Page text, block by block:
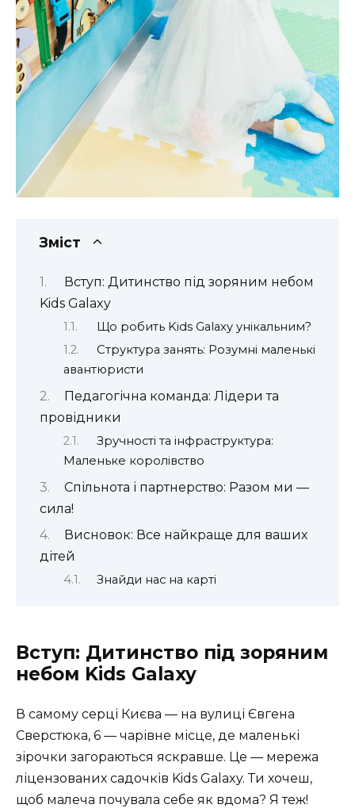
Зміст
Вступ: Дитинство під зоряним небом
Kids Galaxy
Що робить Kids Galaxy унікальним?
Структура занять: Розумні маленькі
авантюристи
Педагогічна команда: Лідери та
провідники
Зручності та інфраструктура:
Маленьке королівство
Спільнота і партнерство: Разом ми —
сила!
Висновок: Все найкраще для ваших
дітей
Знайди нас на карті
Вступ: Дитинство під зоряним
небом Kids Galaxy
В самому серці Києва — на вулиці Євгена
Сверстюка, 6 — чарівне місце, де маленькі
зірочки загораються яскравше. Це — мережа
ліцензованих садочків Kids Galaxy. Ти хочеш,
щоб малеча почувала себе як вдома? Я теж!